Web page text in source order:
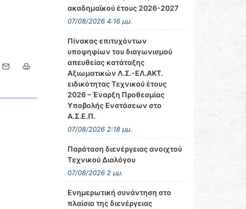
ακαδημαϊκού έτους 2026-2027
07/08/2026 4:16 μμ.
Πίνακας επιτυχόντων
υποψηφίων του διαγωνισμού
απευθείας κατάταξης
Αξιωματικών Λ.Σ.-ΕΛ.ΑΚΤ.
ειδικότητας Τεχνικού έτους
2026 – Έναρξη Προθεσμίας
Υποβολής Ενστάσεων στο
Α.Σ.Ε.Π.
07/08/2026 2:18 μμ.
Παράταση διενέργειας ανοιχτού
Τεχνικού Διαλόγου
07/08/2026 2 μμ.
Ενημερωτική συνάντηση στο
πλαίσιο της διενέργειας